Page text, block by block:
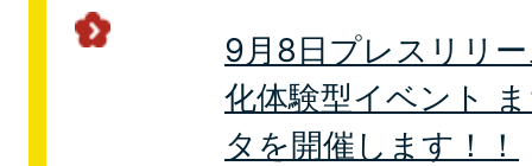
9月8日プレスリリ
化体験型イベント
タを開催します！！